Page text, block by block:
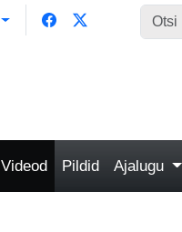
Videod Pildid Ajalugu